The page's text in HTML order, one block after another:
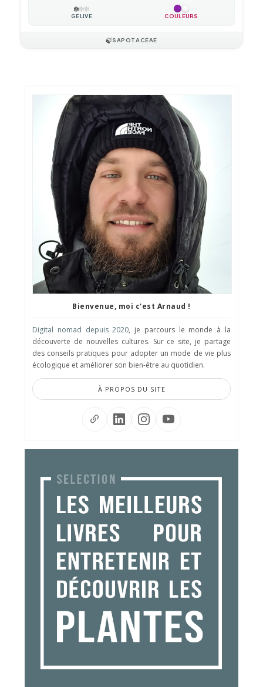
❄️❄️❄️
GÉLIVE COULEURS
🍃SAPOTACEAE
Bienvenue, moi c'est Arnaud !
Digital nomad depuis 2020, je parcours le monde à la
découverte de nouvelles cultures. Sur ce site, je partage
des conseils pratiques pour adopter un mode de vie plus
écologique et améliorer son bien-être au quotidien.
À PROPOS DU SITE